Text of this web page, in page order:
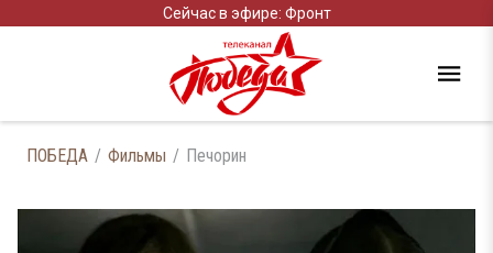
Сейчас в эфире: Фронт
ПОБЕДА Фильмы Печорин